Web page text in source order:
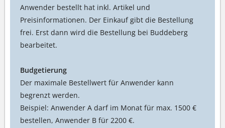
Anwender bestellt hat inkl. Artikel und
Preisinformationen. Der Einkauf gibt die Bestellung
frei. Erst dann wird die Bestellung bei Buddeberg
bearbeitet.
Budgetierung
Der maximale Bestellwert für Anwender kann
begrenzt werden.
Beispiel: Anwender A darf im Monat für max. 1500 €
bestellen, Anwender B für 2200 €.